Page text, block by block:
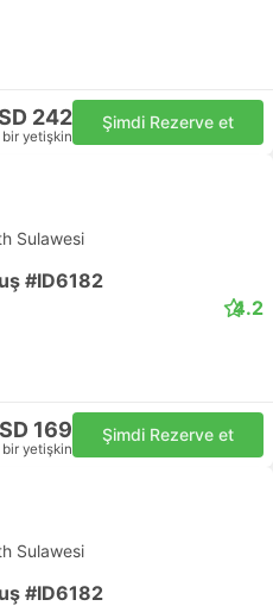
242
bir yetişkin
Şimdi Rezerve et
Sulawesi
#ID6182
4.2
169
bir yetişkin
Şimdi Rezerve et
Sulawesi
#ID6182